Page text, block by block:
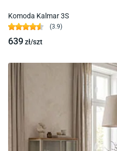
Komoda Kalmar 3S
(3.9)
639zł/szt